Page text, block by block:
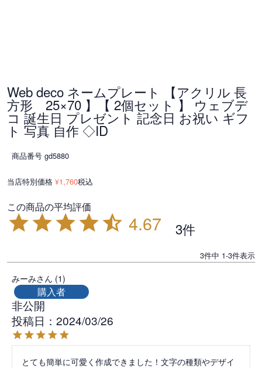
Web deco ネームプレート 【アクリル 長
方形 25×70 】【 2個セット 】 ウェブデ
コ 誕生日 プレゼント 記念日 お祝い ギフ
ト 写真 自作 ◇ID
商品番号 gd5880
当店特別価格 ¥1,760税込
4.67 3
3件中 1-3件表示
みーみ 1
購入者
非公開
投稿日
2024/03/26
とても簡単に可愛く作成できました！文字の種類やデザイ